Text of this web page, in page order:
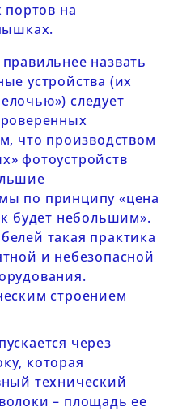
портов на
назвать
устройства (их
следует
что производством
фотоустройств
по принципу «цена
будет небольшим».
такая практика
и небезопасной
строением
через
которая
технический
– площадь ее